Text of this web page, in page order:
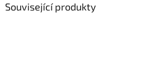
Související produkty